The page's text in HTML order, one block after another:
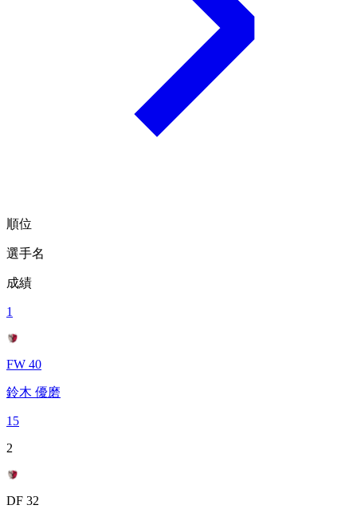
順位
選手名
成績
1
FW 40
鈴木 優磨
15
2
DF 32